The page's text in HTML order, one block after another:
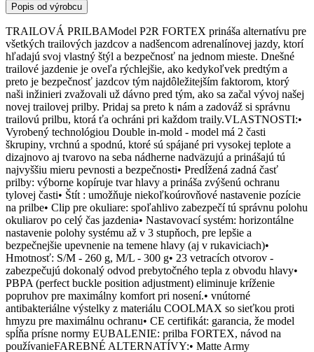
Popis od výrobcu
TRAILOVÁ PRILBAModel P2R FORTEX prináša alternatívu pre
všetkých trailových jazdcov a nadšencom adrenalínovej jazdy, ktorí
hľadajú svoj vlastný štýl a bezpečnosť na jednom mieste. Dnešné
trailové jazdenie je oveľa rýchlejšie, ako kedykoľvek predtým a
preto je bezpečnosť jazdcov tým najdôležitejším faktorom, ktorý
naši inžinieri zvažovali už dávno pred tým, ako sa začal vývoj našej
novej trailovej prilby. Pridaj sa preto k nám a zadováž si správnu
trailovú prilbu, ktorá ťa ochráni pri každom traily.VLASTNOSTI:•
Vyrobený technológiou Double in-mold - model má 2 časti
škrupiny, vrchnú a spodnú, ktoré sú spájané pri vysokej teplote a
dizajnovo aj tvarovo na seba nádherne nadväzujú a prinášajú tú
najvyššiu mieru pevnosti a bezpečnosti• Predĺžená zadná časť
prilby: výborne kopíruje tvar hlavy a prináša zvýšenú ochranu
tylovej časti• Štít : umožňuje niekoľkoúrovňové nastavenie pozície
na prilbe• Clip pre okuliare: spoľahlivo zabezpečí tú správnu polohu
okuliarov po celý čas jazdenia• Nastavovací systém: horizontálne
nastavenie polohy systému až v 3 stupňoch, pre lepšie a
bezpečnejšie upevnenie na temene hlavy (aj v rukaviciach)•
Hmotnosť: S/M - 260 g, M/L - 300 g• 23 vetracích otvorov -
zabezpečujú dokonalý odvod prebytočného tepla z obvodu hlavy•
PBPA (perfect buckle position adjustment) eliminuje kríženie
popruhov pre maximálny komfort pri nosení.• vnútorné
antibakteriálne výstelky z materiálu COOLMAX so sieťkou proti
hmyzu pre maximálnu ochranu• CE certifikát: garancia, že model
spĺňa prísne normy EUBALENIE: prilba FORTEX, návod na
používanieFAREBNÉ ALTERNATÍVY:• Matte Army